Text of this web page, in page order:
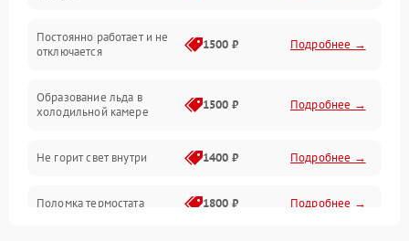
Постоянно работает и не
отключается
1500 ₽ Подробнее →
Образование льда в
холодильной камере
1500 ₽ Подробнее →
Не горит свет внутри 1400 ₽ Подробнее →
Поломка термостата 1800 ₽ Подробнее →